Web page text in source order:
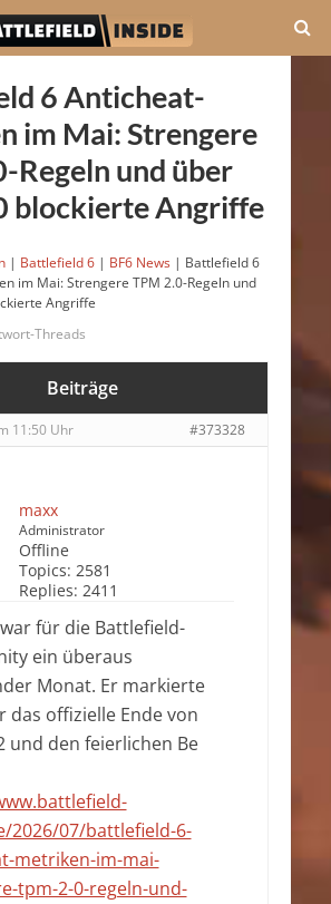
6 Anticheat-
im Mai: Strengere
Regeln und über
blockierte Angriffe
| Battlefield 6 | BF6 News | Battlefield 6
im Mai: Strengere TPM 2.0-Regeln und
Angriffe
Threads
Beiträge
11:50 Uhr #373328
maxx
Administrator
Offline
Topics: 2581
Replies: 2411
für die Battlefield-
ein überaus
Monat. Er markierte
das offizielle Ende von
und den feierlichen Be
2026/07/battlefield-6-
metriken-im-mai-
tpm-2-0-regeln-und-